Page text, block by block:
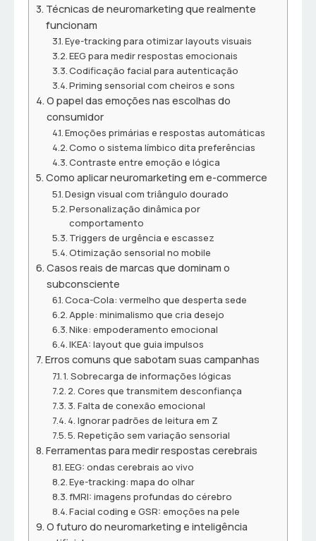
Técnicas de neuromarketing que realmente
funcionam
Eye-tracking para otimizar layouts visuais
EEG para medir respostas emocionais
Codificação facial para autenticação
Priming sensorial com cheiros e sons
O papel das emoções nas escolhas do
consumidor
Emoções primárias e respostas automáticas
Como o sistema límbico dita preferências
Contraste entre emoção e lógica
Como aplicar neuromarketing em e-commerce
Design visual com triângulo dourado
Personalização dinâmica por
comportamento
Triggers de urgência e escassez
Otimização sensorial no mobile
Casos reais de marcas que dominam o
subconsciente
Coca-Cola: vermelho que desperta sede
Apple: minimalismo que cria desejo
Nike: empoderamento emocional
IKEA: layout que guia impulsos
Erros comuns que sabotam suas campanhas
1. Sobrecarga de informações lógicas
2. Cores que transmitem desconfiança
3. Falta de conexão emocional
4. Ignorar padrões de leitura em Z
5. Repetição sem variação sensorial
Ferramentas para medir respostas cerebrais
EEG: ondas cerebrais ao vivo
Eye-tracking: mapa do olhar
fMRI: imagens profundas do cérebro
Facial coding e GSR: emoções na pele
O futuro do neuromarketing e inteligência